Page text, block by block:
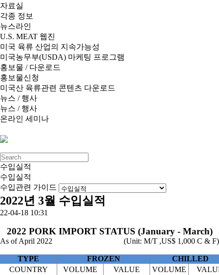
자료실
각종 정보
뉴스라인
U.S. MEAT 웹진
미국 육류 산업의 지속가능성
미국농무부(USDA) 마케팅 프로그램
홍보물 / 다운로드
홍보물신청
미국산 육류관련 콘텐츠 다운로드
뉴스 / 행사
뉴스 / 행사
온라인 세미나
수입실적
수입실적
수입관련 가이드
2022년 3월 수입실적
22-04-18 10:31
2022 PORK IMPORT STATUS (January - March)
As of April 2022 (Unit: M/T ,US$ 1,000 C & F)
TYPE FROZEN
CHILLED
COUNTRY
VOLUME VALUE VOLUME